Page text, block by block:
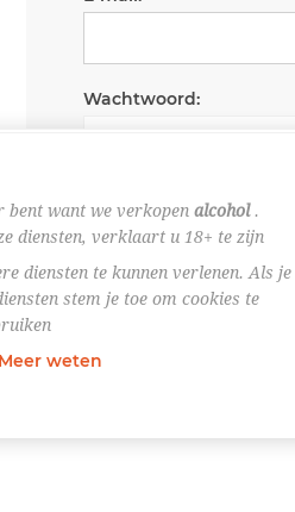
Wachtwoord:
Wachtwoord
bent want we verkopen alcohol.
diensten, verklaart u 18+ te zijn
diensten te kunnen verlenen. Als je
stem je toe om cookies te
Meer weten